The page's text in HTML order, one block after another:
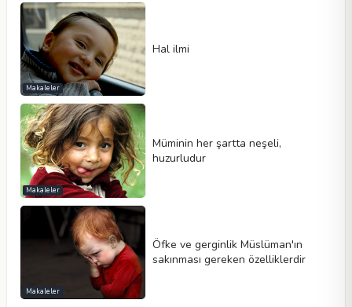
Makaleler
Hal ilmi
Makaleler
Müminin her şartta neşeli,
huzurludur
Makaleler
Öfke ve gerginlik Müslüman'ın
sakınması gereken özelliklerdir